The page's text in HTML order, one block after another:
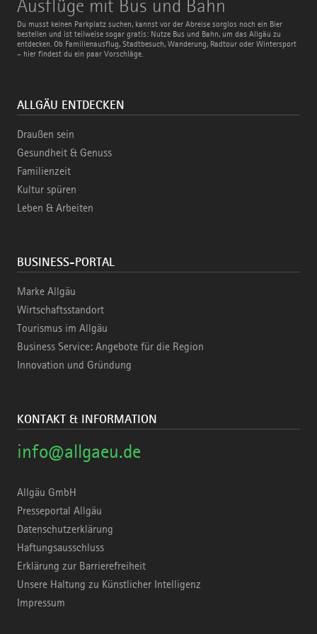
Ausflüge mit Bus und Bahn
Du musst keinen Parkplatz suchen, kannst vor der Abreise sorglos noch ein Bier
bestellen und ist teilweise sogar gratis: Nutze Bus und Bahn, um das Allgäu zu
entdecken. Ob Familienausflug, Stadtbesuch, Wanderung, Radtour oder Wintersport
– hier findest du ein paar Vorschläge.
mit
Bus
und
Bahn
ALLGÄU ENTDECKEN
Draußen sein
Gesundheit & Genuss
Familienzeit
Kultur spüren
Leben & Arbeiten
BUSINESS-PORTAL
Marke Allgäu
Wirtschaftsstandort
Tourismus im Allgäu
Business Service: Angebote für die Region
Innovation und Gründung
KONTAKT & INFORMATION
info@allgaeu.de
Allgäu GmbH
Presseportal Allgäu
Datenschutzerklärung
Haftungsausschluss
Erklärung zur Barrierefreiheit
Unsere Haltung zu Künstlicher Intelligenz
Impressum